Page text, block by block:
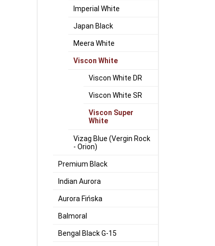
Imperial White
Japan Black
Meera White
Viscon White
Viscon White DR
Viscon White SR
Viscon Super
White
Vizag Blue (Vergin Rock
- Orion)
Premium Black
Indian Aurora
Aurora Fińska
Balmoral
Bengal Black G-15